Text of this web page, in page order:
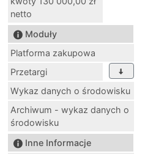
netto
Moduły
Platforma zakupowa
Przetargi
Wykaz danych o środowisku
Archiwum - wykaz danych o
środowisku
Inne Informacje